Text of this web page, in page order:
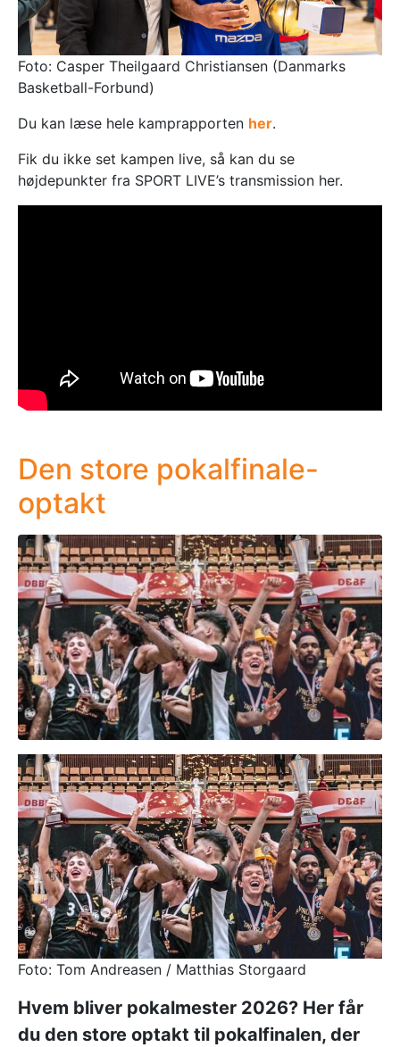
Foto: Casper Theilgaard Christiansen (Danmarks
Basketball-Forbund)
Du kan læse hele kamprapporten her.
Fik du ikke set kampen live, så kan du se
højdepunkter fra SPORT LIVE’s transmission her.
Den store pokalfinale-
optakt
Foto: Tom Andreasen / Matthias Storgaard
Hvem bliver pokalmester 2026? Her får
du den store optakt til pokalfinalen, der